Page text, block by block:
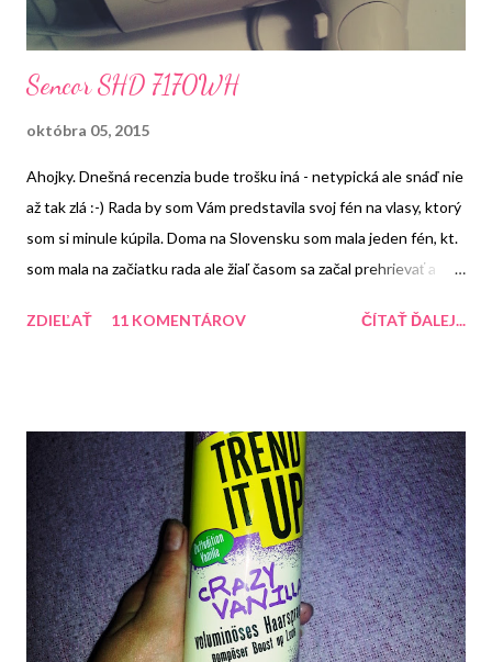
Sencor SHD 7170WH
októbra 05, 2015
Ahojky. Dnešná recenzia bude trošku iná - netypická ale snáď nie
až tak zlá :-) Rada by som Vám predstavila svoj fén na vlasy, ktorý
som si minule kúpila. Doma na Slovensku som mala jeden fén, kt.
som mala na začiatku rada ale žiaľ časom sa začal prehrievať a
pohľad a to svojím dizajnom. Je celý biely a na boku má kvietinky,
pracuje a nie je problém s ním pracovať aj dlhšiu dobu. Obsahuje
aj závesné očko. Tento fén ma 3 stupne teploty a 2 stupne
rýchlosti. Bohužiaľ nevýhoda je, že teplota sa dá nastaviť len u
najrýchlejšieho stupňa fénovania ale mne to osobne nejako
nevadí :-) Potom tu máme ešte tlačítko, kt. si zmeníte teplý
vzduch na studený. Aj keď ten studený nie je až taký studený
ale skôr vlažný ale mne to ...
ZDIEĽAŤ 11 KOMENTÁROV ČÍTAŤ ĎALEJ...